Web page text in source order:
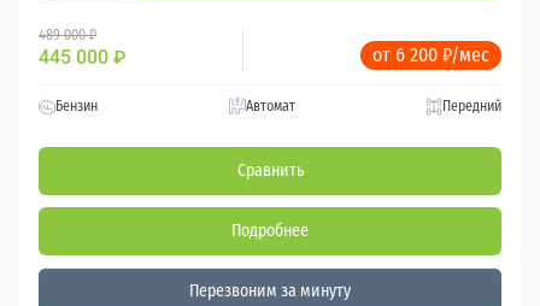
489 000 ₽
445 000 ₽ от 6 200 ₽/мес
Бензин Автомат Передний
Сравнить
Подробнее
Перезвоним за минуту